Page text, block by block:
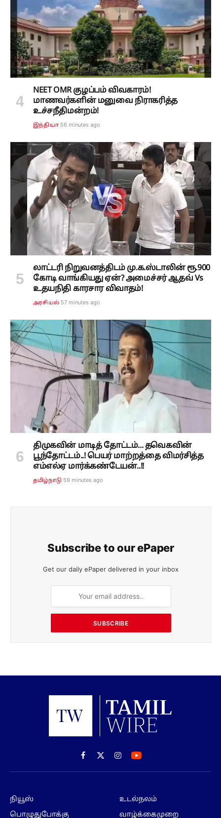
NEET OMR குழப்பம் விவகாரம்!
மாணவர்களின் மனுவை நிராகரித்த
உச்சநீதிமன்றம்!
இந்தியா 56 minutes ago
லாட்டரி நிறுவனத்திடம் மு.க.ஸ்டாலின் ரூ.900
கோடி வாங்கியது ஏன்? அமைச்சர் ஆதவ் Vs
உதயநிதி காரசார விவாதம்!
அரசியல் 57 minutes ago
திமுகவின் மாடித் தோட்டம்... தவெகவின்
பூந்தோட்டம்..! பெயர் மாற்றத்தை விமர்சித்த
எம்எல்ஏ மார்க்கண்டேயன்..!!
தமிழ்நாடு 59 minutes ago
Subscribe to our ePaper
Get our daily ePaper delivered in your inbox
SUBSCRIBE
Facebook
X
(Twitter)
Instagram
நியூஸ்
பொழுதுபோக்கு
உடல்நலம்
வாழ்க்கைமுறை